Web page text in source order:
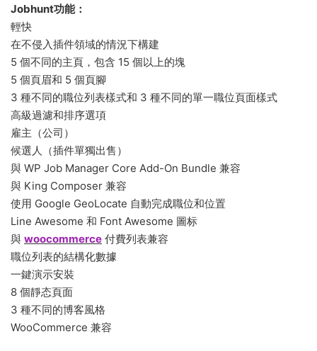
Jobhunt功能：
輕快
在不侵入插件領域的情況下構建
5 個不同的主頁，包含 15 個以上的塊
5 個頁眉和 5 個頁腳
3 種不同的職位列表樣式和 3 種不同的單一職位頁面樣式
高級過濾和排序選項
雇主（公司）
候選人（插件單獨出售）
與 WP Job Manager Core Add-On Bundle 兼容
與 King Composer 兼容
使用 Google GeoLocate 自動完成職位和位置
Line Awesome 和 Font Awesome 圖标
與 woocommerce 付費列表兼容
職位列表的結構化數據
一鍵演示安裝
8 個靜态頁面
3 種不同的博客風格
WooCommerce 兼容